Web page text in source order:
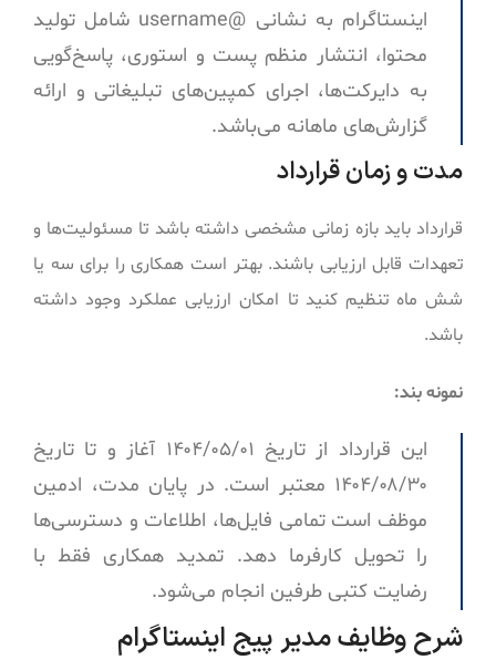
اینستاگرام به نشانی @username شامل تولید
محتوا، انتشار منظم پست و استوری، پاسخ‌گویی
به دایرکت‌ها، اجرای کمپین‌های تبلیغاتی و ارائه
گزارش‌های ماهانه می‌باشد.
مدت و زمان قرارداد
قرارداد باید بازه زمانی مشخصی داشته باشد تا مسئولیت‌ها و
تعهدات قابل ارزیابی باشند. بهتر است همکاری را برای سه یا
شش ماه تنظیم کنید تا امکان ارزیابی عملکرد وجود داشته
باشد.
نمونه بند:
این قرارداد از تاریخ ۱۴۰۴/۰۵/۰۱ آغاز و تا تاریخ
۱۴۰۴/۰۸/۳۰ معتبر است. در پایان مدت، ادمین
موظف است تمامی فایل‌ها، اطلاعات و دسترسی‌ها
را تحویل کارفرما دهد. تمدید همکاری فقط با
رضایت کتبی طرفین انجام می‌شود.
شرح وظایف مدیر پیج اینستاگرام